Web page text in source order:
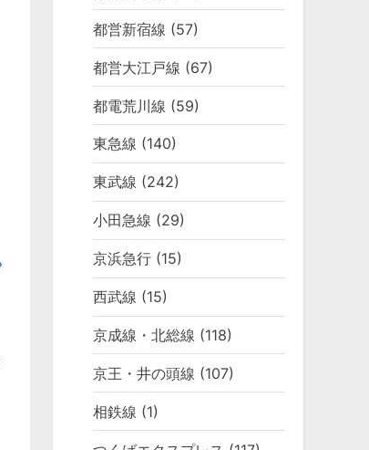
都営新宿線 (57)
都営大江戸線 (67)
都電荒川線 (59)
東急線 (140)
東武線 (242)
小田急線 (29)
京浜急行 (15)
西武線 (15)
京成線・北総線 (118)
京王・井の頭線 (107)
相鉄線 (1)